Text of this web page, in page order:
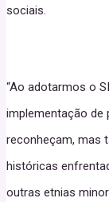
sociais.
“Ao adotarmos o
implementação de
reconheçam, mas
históricas
outras etnias